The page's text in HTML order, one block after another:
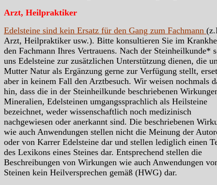
Arzt, Heilpraktiker
Edelsteine sind kein Ersatz für den Gang zum Fachmann
Arzt, Heilpraktiker usw.). Bitte konsultieren Sie im
den Fachmann Ihres Vertrauens. Nach der Steinheilkunde*
uns Edelsteine zur zusätzlichen Unterstützung dienen, die
Mutter Natur als Ergänzung gerne zur Verfügung stellt,
aber in keinem Fall den Arztbesuch. Wir weisen nochmals
hin, dass die in der Steinheilkunde beschriebenen
Mineralien, Edelsteinen umgangssprachlich als Heilsteine
bezeichnet, weder wissenschaftlich noch medizinisch
nachgewiesen oder anerkannt sind. Die beschriebenen
wie auch Anwendungen stellen nicht die Meinung der
oder von Karrer Edelsteine dar und stellen lediglich einen
des Lexikons eines Steines dar. Entsprechend stellen die
Beschreibungen von Wirkungen wie auch Anwendungen
Steinen kein Heilversprechen gemäß (HWG) dar.